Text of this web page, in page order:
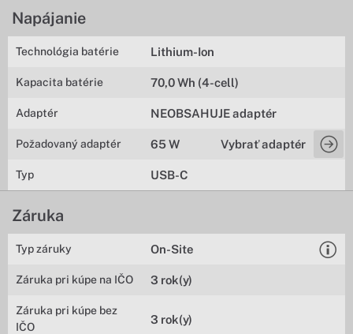
Napájanie
Technológia batérie Lithium-Ion
Kapacita batérie 70,0 Wh (4-cell)
Adaptér NEOBSAHUJE adaptér
Požadovaný adaptér 65 W Vybrať adaptér
Typ USB-C
Záruka
Typ záruky On-Site
Záruka pri kúpe na IČO 3 rok(y)
Záruka pri kúpe bez
IČO
3 rok(y)